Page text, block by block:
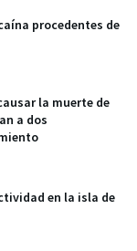
procedentes de
la muerte de
a dos
en la isla de